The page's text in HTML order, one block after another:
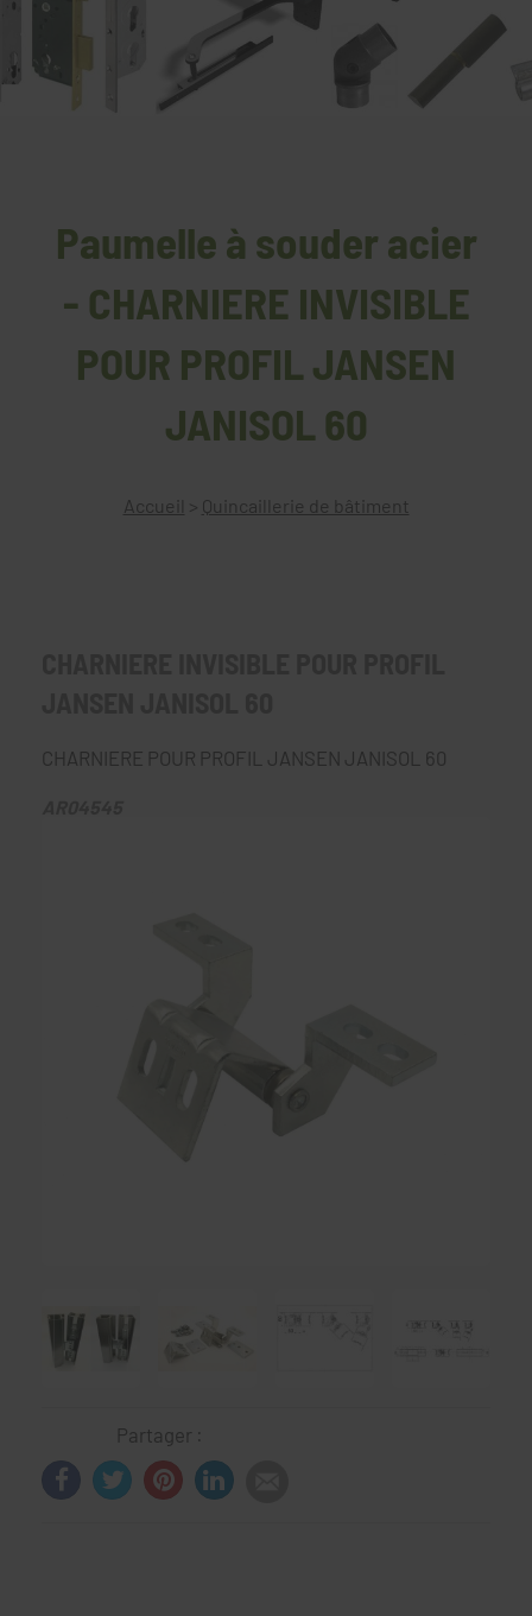
Paumelle à souder acier
- CHARNIERE INVISIBLE
POUR PROFIL JANSEN
JANISOL 60
Accueil > Quincaillerie de bâtiment
CHARNIERE POUR PROFIL JANSEN JANISOL 60
Partager :